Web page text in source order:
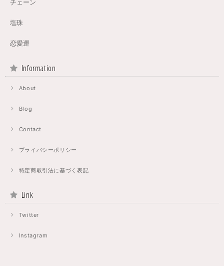
チェーン
塩珠
恋愛運
Information
About
Blog
Contact
プライバシーポリシー
特定商取引法に基づく表記
Link
Twitter
Instagram